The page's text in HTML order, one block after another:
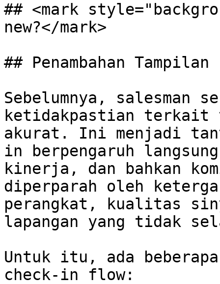
## <mark
new?</mark>
## Penambahan
Sebelumnya, salesman
ketidakpastian terkait
akurat. Ini menjadi
in berpengaruh
kinerja, dan bahkan
diperparah oleh
perangkat, kualitas
lapangan yang tidak
Untuk itu, ada
check-in flow: